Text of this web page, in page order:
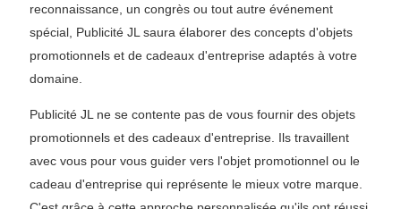
reconnaissance, un congrès ou tout autre événement
spécial, Publicité JL saura élaborer des concepts d'objets
promotionnels et de cadeaux d'entreprise adaptés à votre
domaine.
Publicité JL ne se contente pas de vous fournir des objets
promotionnels et des cadeaux d'entreprise. Ils travaillent
avec vous pour vous guider vers l'objet promotionnel ou le
cadeau d'entreprise qui représente le mieux votre marque.